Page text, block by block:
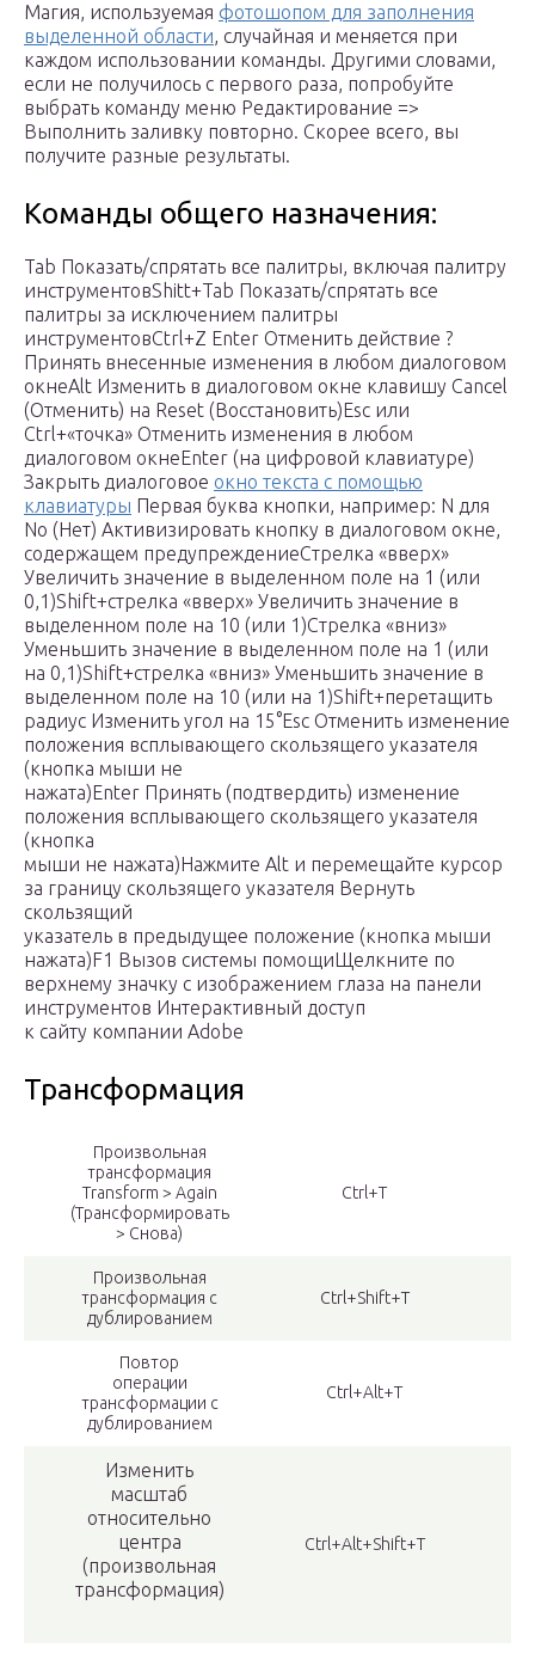
Магия, используемая фотошопом для заполнения
выделенной области, случайная и меняется при
каждом использовании команды. Другими словами,
если не получилось с первого раза, попробуйте
выбрать команду меню Редактирование =>
Выполнить заливку повторно. Скорее всего, вы
получите разные результаты.
Команды общего назначения:
Tab Показать/спрятать все палитры, включая палитру
инструментовShitt+Tab Показать/спрятать все
палитры за исключением палитры
инструментовCtrl+Z Enter Отменить действие ?
Принять внесенные изменения в любом диалоговом
окнеAlt Изменить в диалоговом окне клавишу Cancel
(Отменить) на Reset (Восстановить)Esc или
Ctrl+«точка» Отменить изменения в любом
диалоговом окнеEnter (на цифровой клавиатуре)
Закрыть диалоговое окно текста с помощью
клавиатуры Первая буква кнопки, например: N для
No (Нет) Активизировать кнопку в диалоговом окне,
содержащем предупреждениеСтрелка «вверх»
Увеличить значение в выделенном поле на 1 (или
0,1)Shift+стрелка «вверх» Увеличить значение в
выделенном поле на 10 (или 1)Стрелка «вниз»
Уменьшить значение в выделенном поле на 1 (или
на 0,1)Shift+стрелка «вниз» Уменьшить значение в
выделенном поле на 10 (или на 1)Shift+перетащить
радиус Изменить угол на 15°Esc Отменить изменение
положения всплывающего скользящего указателя
(кнопка мыши не
нажата)Enter Принять (подтвердить) изменение
положения всплывающего скользящего указателя
(кнопка
мыши не нажата)Нажмите Alt и перемещайте курсор
за границу скользящего указателя Вернуть
скользящий
указатель в предыдущее положение (кнопка мыши
нажата)F1 Вызов системы помощиЩелкните по
верхнему значку с изображением глаза на панели
инструментов Интерактивный доступ
к сайту компании Adobe
Трансформация
Произвольная
трансформация
Transform > Again
(Трансформировать
> Снова)
Ctrl+T
Произвольная
трансформация с
дублированием
Ctrl+Shift+T
Повтор
операции
трансформации с
дублированием
Ctrl+Alt+T
Изменить
масштаб
относительно
центра
(произвольная
трансформация)
Ctrl+Alt+Shift+T